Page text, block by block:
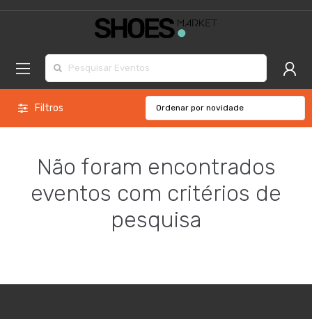
Filtros
Não foram encontrados
eventos com critérios de
pesquisa